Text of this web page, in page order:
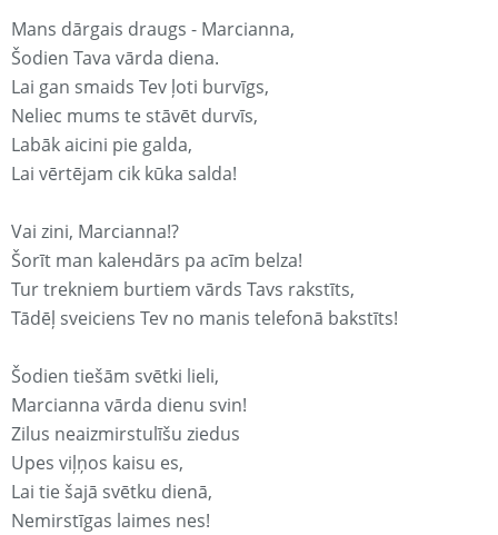
Mans dārgais draugs - Marcianna,
Šodien Tava vārda diena.
Lai gan smaids Tev ļoti burvīgs,
Neliec mums te stāvēt durvīs,
Labāk aicini pie galda,
Lai vērtējam cik kūka salda!
Vai zini, Marcianna!?
Šorīt man kaleнdārs pa acīm belza!
Tur trekniem burtiem vārds Tavs rakstīts,
Tādēļ sveiciens Tev no manis telefonā bakstīts!
Šodien tiešām svētki lieli,
Marcianna vārda dienu svin!
Zilus neaizmirstulīšu ziedus
Upes viļņos kaisu es,
Lai tie šajā svētku dienā,
Nemirstīgas laimes nes!